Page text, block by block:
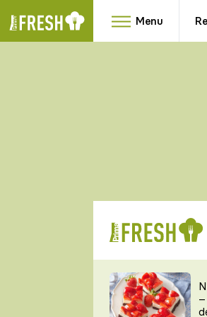
Menu
RYCHLOVKY